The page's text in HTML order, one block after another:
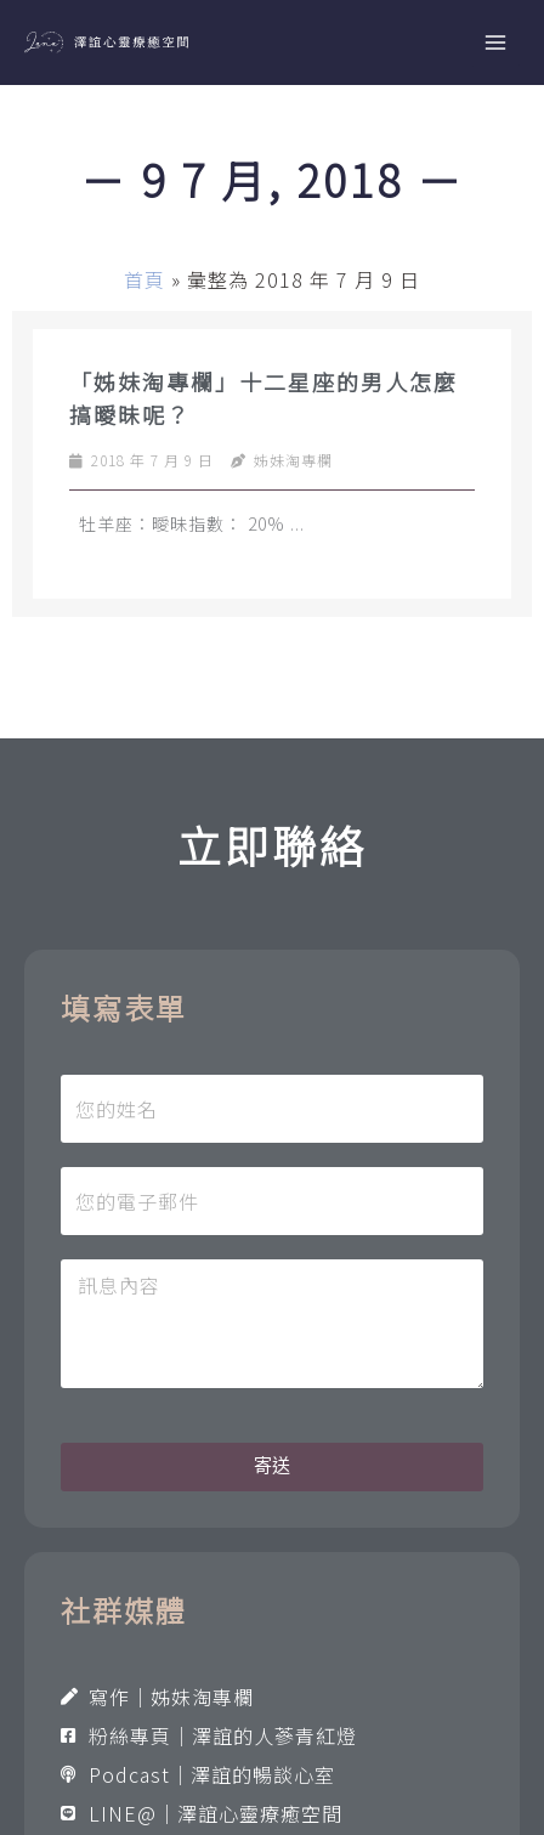
主
－ 9 7 月, 2018 －
首頁 » 彙整為 2018 年 7 月 9 日
「姊妹淘專欄」十二星座的男人怎麼
搞曖昧呢？
2018 年 7 月 9 日 姊妹淘專欄
牡羊座：曖昧指數： 20% ...
立即聯絡
填寫表單
寄送
社群媒體
寫作｜姊妹淘專欄
粉絲專頁｜澤誼的人蔘青紅燈
Podcast｜澤誼的暢談心室
LINE@｜澤誼心靈療癒空間